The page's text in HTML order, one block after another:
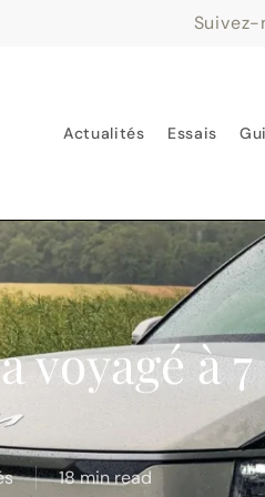
Suivez-
Actualités Essais
voyagé à
18 min read